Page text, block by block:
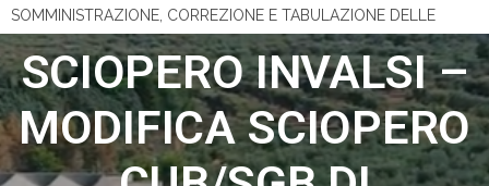
SOMMINISTRAZIONE, CORREZIONE E TABULAZIONE DELLE
PROVE INVALSI – SCUOLA PRIMARIA – MAGGIO 2024
SCIOPERO INVALSI –
MODIFICA SCIOPERO